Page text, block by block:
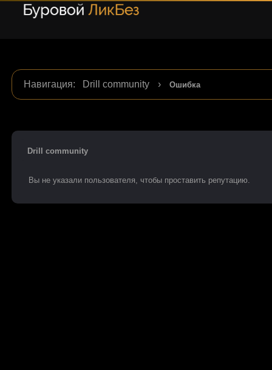
Навигация: Drill community › Ошибка
Drill community
Вы не указали пользователя, чтобы проставить репутацию.